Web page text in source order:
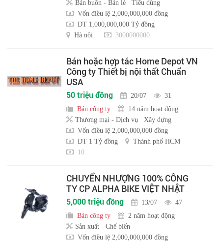
Bán buôn - Bán lẻ
Tiêu dùng
Vốn điều lệ 2,000,000,000 đồng
DT 1,000,000,000 Tỷ đồng
Hà nội
3000000000
Bán hoặc hợp tác Home Depot VN
Công ty Thiết bị nội thất Chuẩn
USA
50 triệu đồng 20/07
31
Bán công ty
14 năm hoạt động
Thương mại - Dịch vụ
Xây dựng
Vốn điều lệ 2,000,000,000 đồng
DT 1 Tỷ đồng
Thành phố HCM
10
CHUYỂN NHƯỢNG 100% CÔNG
TY CP ALPHA BIKE VIỆT NHẬT
5,000 triệu đồng 13/07
47
Bán công ty
2 năm hoạt động
Sản xuất - Chế biến
Vốn điều lệ 2,000,000,000 đồng